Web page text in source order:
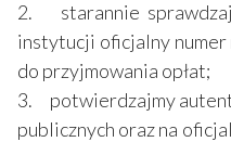
2. starannie
instytucji oficjalny numer
do przyjmowania opłat;
3. potwierdzajmy
publicznych oraz na